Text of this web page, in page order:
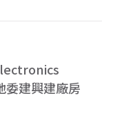
建興建廠房